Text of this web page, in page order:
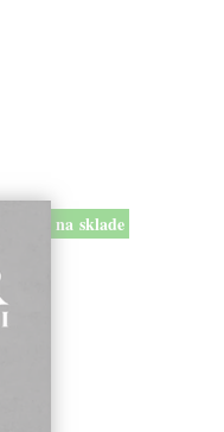
na sklade